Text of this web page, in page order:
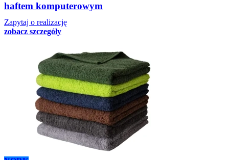
haftem komputerowym
Zapytaj o realizację
zobacz szczegóły